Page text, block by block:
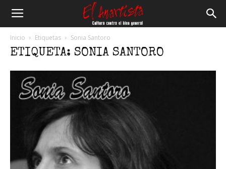
Inicio Etiquetas Sonia Santoro
ETIQUETA: SONIA SANTORO